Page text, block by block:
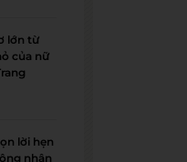
lớn từ
của nữ
lời hẹn
nhận